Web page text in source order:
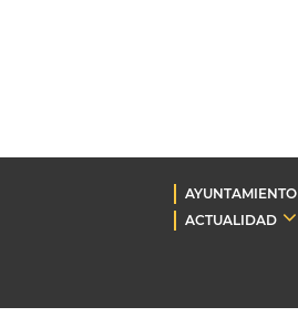
AYUNTAMIENTO
ACTUALIDAD